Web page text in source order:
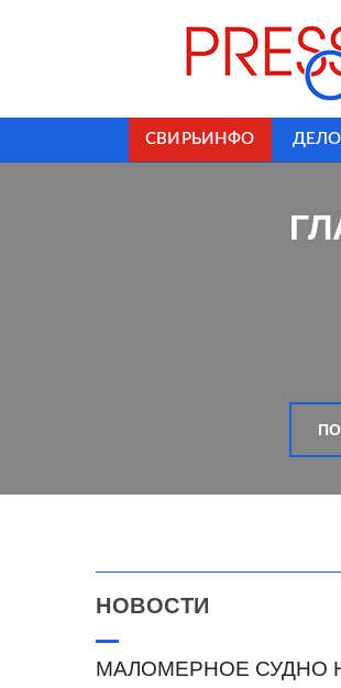
СВИРЬИНФО
НОВОСТИ
МАЛОМЕРНОЕ СУДНО